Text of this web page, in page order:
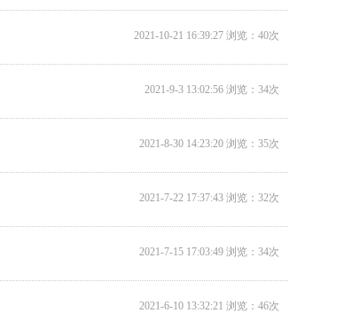
2021-10-21 16:39:27 浏览：40次
2021-9-3 13:02:56 浏览：34次
2021-8-30 14:23:20 浏览：35次
2021-7-22 17:37:43 浏览：32次
2021-7-15 17:03:49 浏览：34次
2021-6-10 13:32:21 浏览：46次